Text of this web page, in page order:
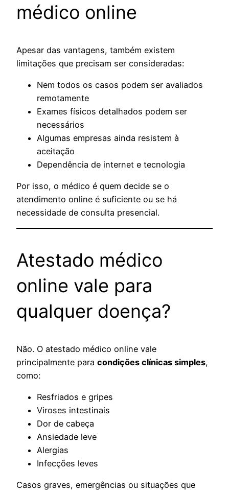
médico online
Apesar das vantagens, também existem
limitações que precisam ser consideradas:
Nem todos os casos podem ser avaliados
remotamente
Exames físicos detalhados podem ser
necessários
Algumas empresas ainda resistem à
aceitação
Dependência de internet e tecnologia
Por isso, o médico é quem decide se o
atendimento online é suficiente ou se há
necessidade de consulta presencial.
Atestado médico
online vale para
qualquer doença?
Não. O atestado médico online vale
principalmente para condições clínicas simples,
como:
Resfriados e gripes
Viroses intestinais
Dor de cabeça
Ansiedade leve
Alergias
Infecções leves
Casos graves, emergências ou situações que